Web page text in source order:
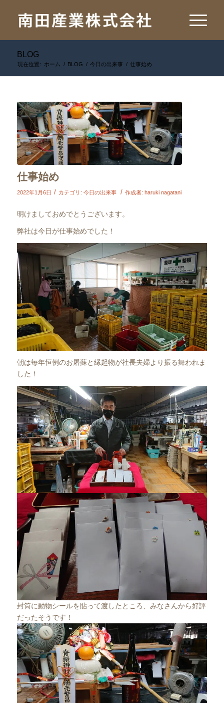
BLOG
現在位置: ホーム / BLOG / 今日の出来事 / 仕事始め
仕事始め
2022年1月6日 / カテゴリ: 今日の出来事 / 作成者: haruki nagatani
明けましておめでとうございます。
弊社は今日が仕事始めでした！
朝は毎年恒例のお屠蘇と縁起物が社長夫婦より振る舞われま
した！
封筒に動物シールを貼って渡したところ、みなさんから好評
だったそうです！